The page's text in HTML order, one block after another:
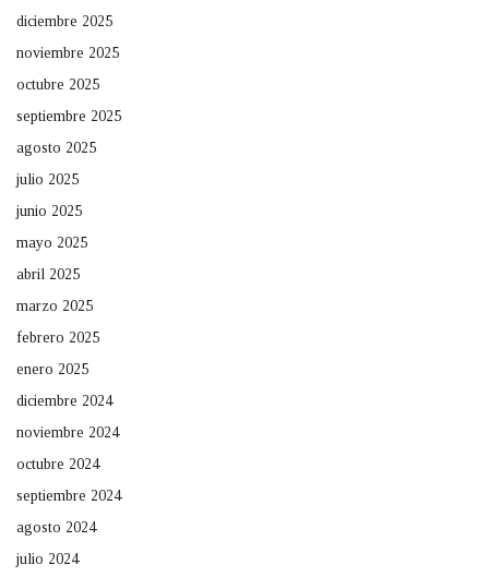
diciembre 2025
noviembre 2025
octubre 2025
septiembre 2025
agosto 2025
julio 2025
junio 2025
mayo 2025
abril 2025
marzo 2025
febrero 2025
enero 2025
diciembre 2024
noviembre 2024
octubre 2024
septiembre 2024
agosto 2024
julio 2024